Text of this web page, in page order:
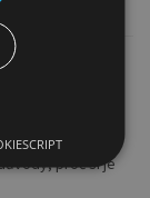
série
– jsou
proč si je